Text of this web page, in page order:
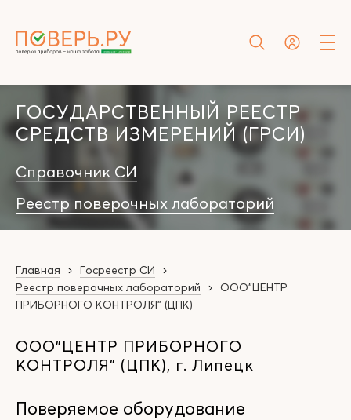
ГОСУДАРСТВЕННЫЙ РЕЕСТР
СРЕДСТВ ИЗМЕРЕНИЙ (ГРСИ)
Справочник СИ
Реестр поверочных лабораторий
Главная
Госреестр СИ
Реестр поверочных лабораторий
ООО"ЦЕНТР
ПРИБОРНОГО КОНТРОЛЯ" (ЦПК)
ООО"ЦЕНТР ПРИБОРНОГО
КОНТРОЛЯ" (ЦПК), г. Липецк
Поверяемое оборудование